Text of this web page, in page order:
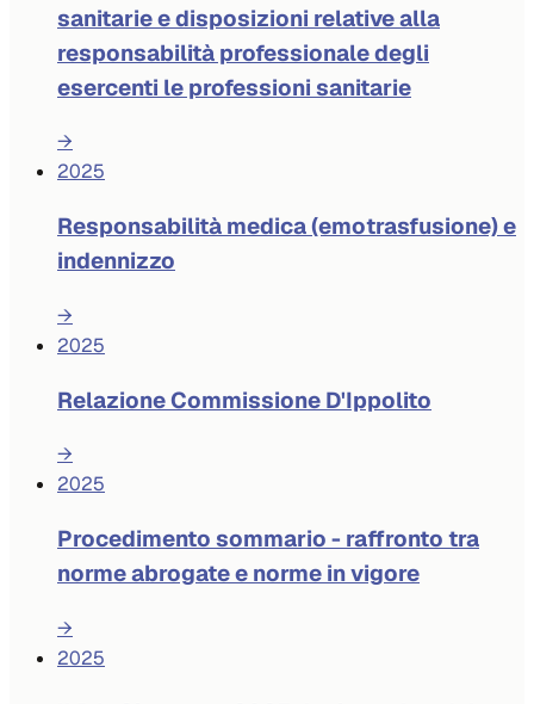
sanitarie e disposizioni relative alla
responsabilità professionale degli
esercenti le professioni sanitarie
→
2025
Responsabilità medica (emotrasfusione) e
indennizzo
→
2025
Relazione Commissione D'Ippolito
→
2025
Procedimento sommario - raffronto tra
norme abrogate e norme in vigore
→
2025